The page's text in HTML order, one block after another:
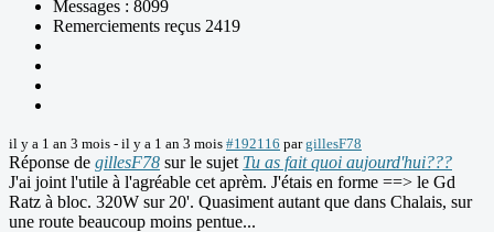
Messages : 8099
Remerciements reçus 2419
il y a 1 an 3 mois - il y a 1 an 3 mois #192116 pargillesF78
Réponse de gillesF78 sur le sujet Tu as fait quoi aujourd'hui???
J'ai joint l'utile à l'agréable cet aprèm. J'étais en forme ==> le Gd
Ratz à bloc. 320W sur 20'. Quasiment autant que dans Chalais, sur
une route beaucoup moins pentue...